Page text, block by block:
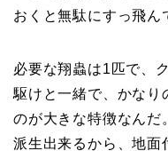
おくと無駄にすっ飛ん
必要な翔蟲は1匹で、
駆けと一緒で、かなり
のが大きな特徴なんだ
派生出来るから、地面